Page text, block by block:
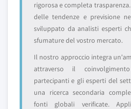
rigorosa e completa
delle tendenze e previsione
sviluppato da analisti esperti
sfumature del vostro mercato.
Il nostro approccio integra
attraverso il
partecipanti e gli esperti del
una ricerca secondaria
fonti globali verificate.